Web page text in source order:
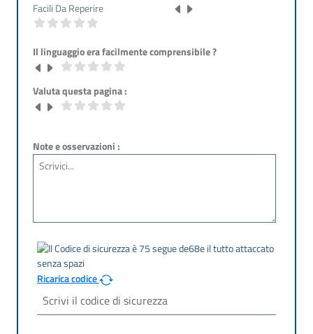
Facili Da Reperire
Il linguaggio era facilmente comprensibile ?
Valuta questa pagina :
Note e osservazioni :
Ricarica codice